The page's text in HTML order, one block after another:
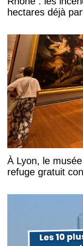
hectares déjà
À Lyon, le
refuge gratuit